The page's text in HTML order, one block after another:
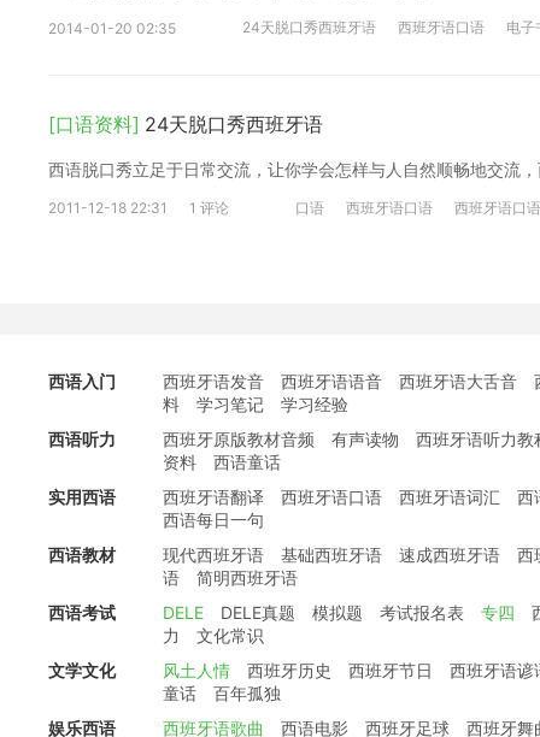
2014-01-20 02:35 24天脱口秀西班牙语 西班牙语口语 电子
[口语资料] 24天脱口秀西班牙语
西语脱口秀立足于日常交流，让你学会怎样与人自然顺畅地交流
2011-12-18 22:31 1 评论 口语 西班牙语口语 西班牙语口
西语入门 西班牙语发音 西班牙语语音 西班牙语大舌音
料
学习笔记
学习经验
西语听力
西班牙原版教材音频 有声读物
西班牙语听力教
资料
西语童话
实用西语
西班牙语翻译 西班牙语口语 西班牙语词汇
西
西语每日一句
西语教材
现代西班牙语 基础西班牙语 速成西班牙语
西
语
简明西班牙语
西语考试
DELE DELE真题 模拟题 考试报名表 专四
力
文化常识
文学文化
风土人情 西班牙历史 西班牙节日
西班牙语谚
童话
百年孤独
娱乐西语
西班牙语歌曲 西语电影 西班牙足球
西班牙舞